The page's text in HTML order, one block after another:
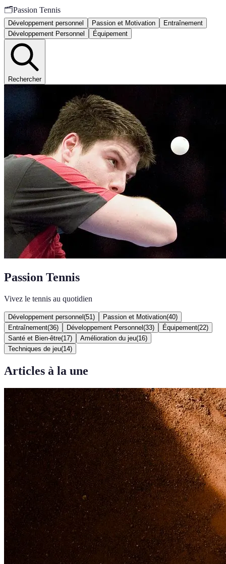
🗂️Passion Tennis
Développement personnel Passion et Motivation
Entraînement
Développement Personnel
Équipement
Rechercher
Passion Tennis
Vivez le tennis au quotidien
Développement personnel (51 ) Passion et Motivation(40)
Entraînement(36) Développement Personnel (33) Équipement(22)
Santé et Bien-être(17) Amélioration du jeu(16)
Techniques de jeu(14)
Articles à la une